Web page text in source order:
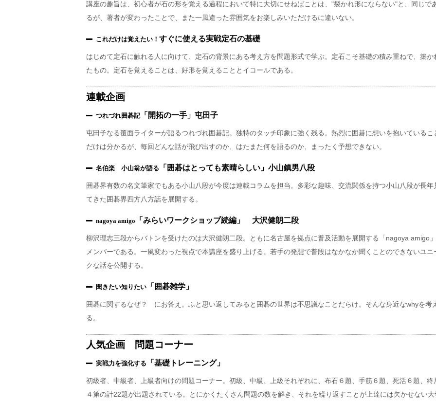
講座の趣旨は、初心者が石の形を覚える過程において特に大切にせねばことは、"裂かれ形にならない"と、同じで
るが、著者が変わったことで、また一風違った雰囲気をお楽しみいただけるに違いない。
これだけは覚えたい！ すぐに使える実戦定石の基礎
はじめて定石に触れる人に向けて、定石の背景にある考え方を問題形式で学ぶ。定石こそ基礎の積み重ねで、築か
たもの。定石を覚えることは、好形を覚えることとイコールである。
連載企画
つれづれ囲碁記「開拓の一手」屯田子
屯田子なる覆面ライターが語るつれづれ囲碁記。独特のタッチ印象に強く残る。熱烈に囲碁に想いを抱いているこ
だけは分かるが、毎回どんな話が飛び出すのか、はたまた何を語るのか、まったく予想できない。
名伯楽 小山翁が語る 「囲碁はとっても素晴らしい」小山鎮男八段
囲碁界有数の名文筆家でもある小山八段が今度は連載コラムを担当。多彩な趣味、交流関係を持つ小山八段が長年
てきた囲碁界四方八方話を展開する。
nagoya amigo 「みらいワークショップ続編」 大沢健朗二段
柳沢理志三段からバトンを受けたのは大沢健朗二段。ともに名古屋を拠点に普及活動を展開する「nagoya amigo
メンバーである。一風変わった視点で本講座を盛り上げる。若手の発想で普段はなかなか聞くことのできないユニ
クな話を公開する。
聞きたい知りたい 「囲碁雑学」
囲碁に関するなぜ？ にお答え。ふと思い返してみると囲碁の世界は不思議なことだらけ。そんな身近なwhyを考え
る。
人気企画 問題コーナー
実戦力を強化する 「基礎トレーニング」
初級者、中級者、上級者向けの問題コーナー。初級、中級、上級それぞれに、布石６題、手筋６題、死活６題、終
４第の計22題が出題されている。とにかくたくさん問題の数を解き、それを繰り返すことが上達には欠かせない大